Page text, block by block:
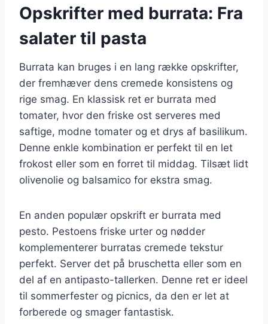
Opskrifter med burrata: Fra
salater til pasta
Burrata kan bruges i en lang række opskrifter,
der fremhæver dens cremede konsistens og
rige smag. En klassisk ret er burrata med
tomater, hvor den friske ost serveres med
saftige, modne tomater og et drys af basilikum.
Denne enkle kombination er perfekt til en let
frokost eller som en forret til middag. Tilsæt lidt
olivenolie og balsamico for ekstra smag.
En anden populær opskrift er burrata med
pesto. Pestoens friske urter og nødder
komplementerer burratas cremede tekstur
perfekt. Server det på bruschetta eller som en
del af en antipasto-tallerken. Denne ret er ideel
til sommerfester og picnics, da den er let at
forberede og smager fantastisk.